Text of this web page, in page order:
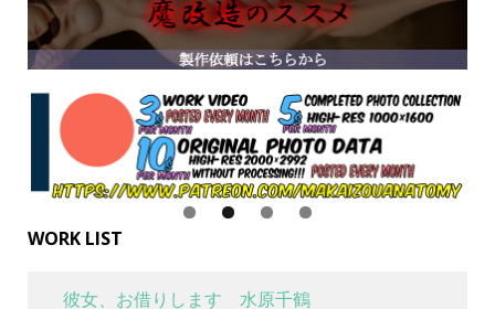
WORK LIST
彼女、お借りします 水原千鶴